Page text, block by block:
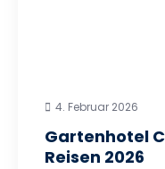
4. Februar 2026
Gartenhotel
Reisen 2026